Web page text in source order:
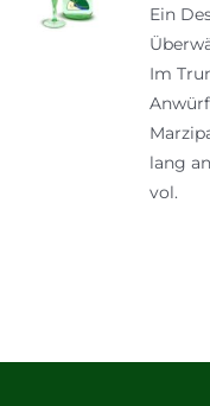
Ein
Im
lang
vol.